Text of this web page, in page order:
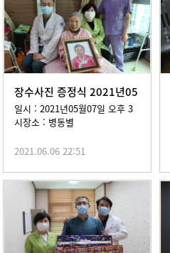
장수사진 증정식 2021년05
월07일
일시 : 2021년05월07일 오후 3
시장소 : 병동별
2021.06.06 22:51